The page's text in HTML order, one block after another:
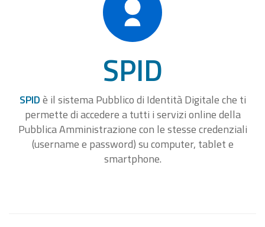
SPID
SPIDè il sistema Pubblico di Identità Digitale che ti
permette di accedere a tutti i servizi online della
Pubblica Amministrazione con le stesse credenziali
(username e password) su computer, tablet e
smartphone.